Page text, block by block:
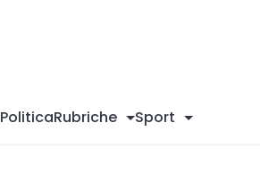
PoliticaRubriche Sport